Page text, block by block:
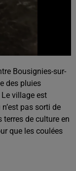
Bousignies-sur-
des pluies
village est
pas sorti de
de culture en
que les coulées